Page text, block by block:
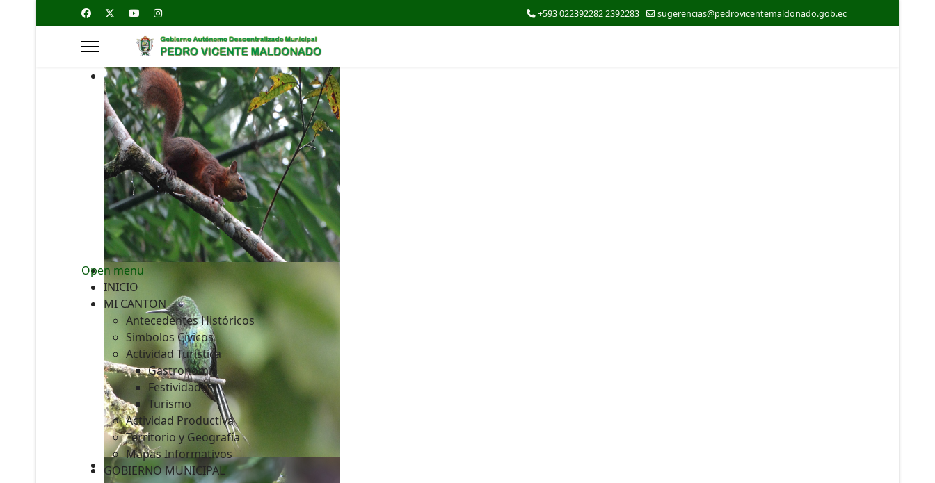
+593 022392282 2392283 sugerencias@pedrovicentemaldonado.gob.ec
Open menu
INICIO
MI CANTON
Antecedentes Históricos
Simbolos Cívicos
Actividad Turística
Gastronomía
Festividades
Turismo
Actividad Productiva
Territorio y Geografía
Mapas Informativos
GOBIERNO MUNICIPAL